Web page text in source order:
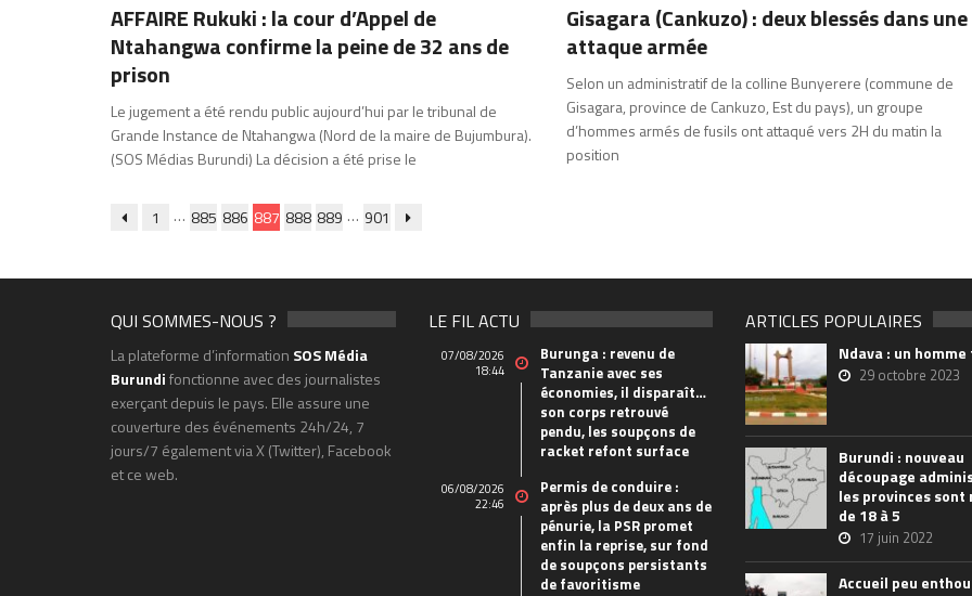
AFFAIRE Rukuki : la cour d’Appel de
Ntahangwa confirme la peine de 32 ans de
prison
Le jugement a été rendu public aujourd’hui par le tribunal de
Grande Instance de Ntahangwa (Nord de la maire de Bujumbura).
(SOS Médias Burundi) La décision a été prise le
Gisagara (Cankuzo) : deux blessés dans une
attaque armée
Selon un administratif de la colline Bunyerere (commune de
Gisagara, province de Cankuzo, Est du pays), un groupe
d’hommes armés de fusils ont attaqué vers 2H du matin la
position
1 … 885 886 887 888 889 … 901
QUI SOMMES-NOUS ?
La plateforme d’information SOS Média
Burundifonctionne avec des journalistes
exerçant depuis le pays. Elle assure une
couverture des événements 24h/24, 7
jours/7 également via X (Twitter), Facebook
et ce web.
LE FIL ACTU
07/08/2026
18:44
Burunga : revenu de
Tanzanie avec ses
économies, il disparaît…
son corps retrouvé
pendu, les soupçons de
racket refont surface
06/08/2026
22:46
Permis de conduire :
après plus de deux ans de
pénurie, la PSR promet
enfin la reprise, sur fond
de soupçons persistants
de favoritisme
ARTICLES POPULAIRES
Ndava : un
29 octobre 2023
Burundi : nouveau
découpage
les provinces
de 18 à 5
17 juin 2022
Accueil peu